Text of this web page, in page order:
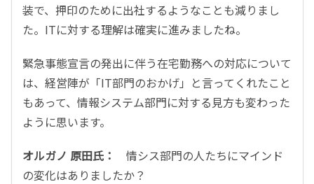
装で、押印のために出社するようなことも減りまし
た。ITに対する理解は確実に進みましたね。
緊急事態宣言の発出に伴う在宅勤務への対応について
は、経営陣が「IT部門のおかげ」と言ってくれたこと
もあって、情報システム部門に対する見方も変わった
ように思います。
オルガノ 原田氏：
情シス部門の人たちにマインド
の変化はありましたか？